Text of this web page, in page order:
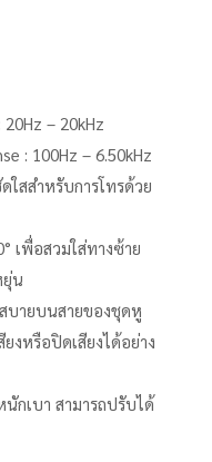
20Hz – 20kHz
: 100Hz – 6.50kHz
ใสสำหรับการโทรด้วย
เพื่อสวมใส่ทางซ้าย
น
ายบนสายของชุดหู
งหรือปิดเสียงได้อย่าง
กเบา สามารถปรับได้